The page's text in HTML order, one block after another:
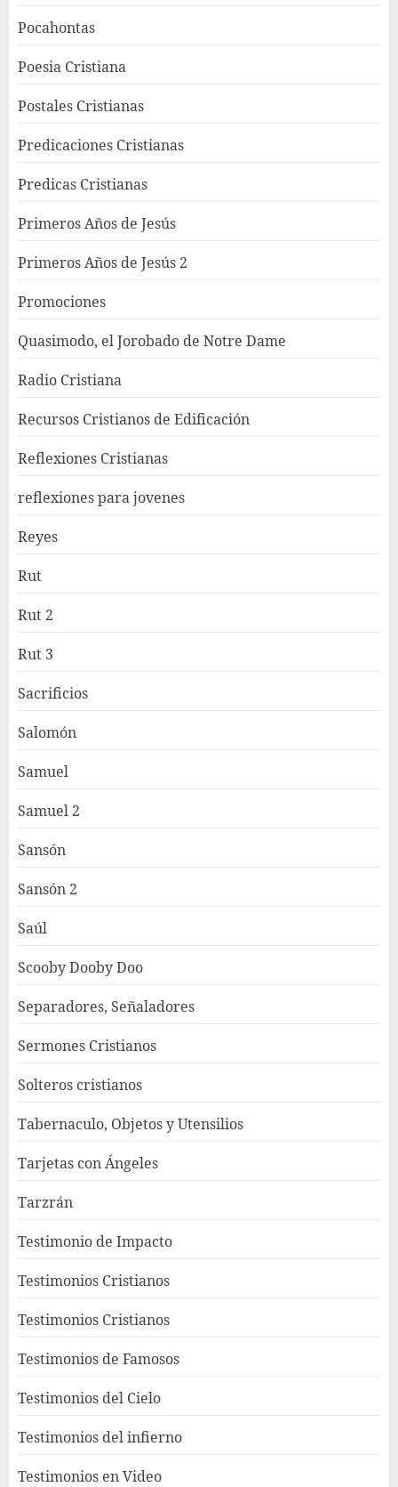
Pocahontas
Poesia Cristiana
Postales Cristianas
Predicaciones Cristianas
Predicas Cristianas
Primeros Años de Jesús
Primeros Años de Jesús 2
Promociones
Quasimodo, el Jorobado de Notre Dame
Radio Cristiana
Recursos Cristianos de Edificación
Reflexiones Cristianas
reflexiones para jovenes
Reyes
Rut
Rut 2
Rut 3
Sacrificios
Salomón
Samuel
Samuel 2
Sansón
Sansón 2
Saúl
Scooby Dooby Doo
Separadores, Señaladores
Sermones Cristianos
Solteros cristianos
Tabernaculo, Objetos y Utensilios
Tarjetas con Ángeles
Tarzrán
Testimonio de Impacto
Testimonios Cristianos
Testimonios Cristianos
Testimonios de Famosos
Testimonios del Cielo
Testimonios del infierno
Testimonios en Video